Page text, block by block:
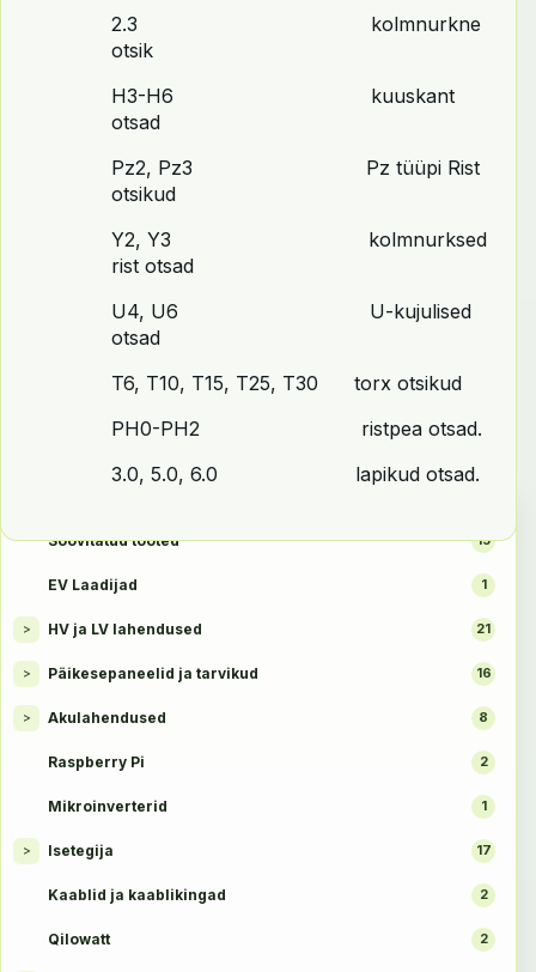
Soovitatud tooted 15
EV Laadijad 1
> HV ja LV lahendused 21
> Päikesepaneelid ja tarvikud 16
> Akulahendused 8
Raspberry Pi 2
Mikroinverterid 1
> Isetegija 17
Kaablid ja kaablikingad 2
Qilowatt 2
2.3 kolmnurkne
otsik
H3-H6 kuuskant
otsad
Pz2, Pz3 Pz tüüpi Rist
otsikud
Y2, Y3 kolmnurksed
rist otsad
U4, U6 U-kujulised
otsad
T6, T10, T15, T25, T30 torx otsikud
PH0-PH2 ristpea otsad.
3.0, 5.0, 6.0 lapikud otsad.